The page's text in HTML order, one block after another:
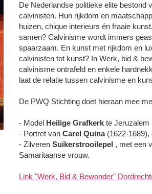
De Nederlandse politieke elite bestond
calvinisten. Hun rijkdom en
huizen, chique interieurs én fraaie
samen? Calvinisme wordt immers
spaarzaam. En kunst met rijkdom en
calvinisten tot kunst? In Werk, bid &
calvinisme ontrafeld en enkele
laat de relatie tussen calvinisme en
De PWQ Stichting doet hieraan mee
- Model Heilige Grafkerk te Jeruzalem
- Portret vanCarel Quina(1622-1689),
- ZilverenSuikerstrooilepel , met een
Samaritaanse vrouw.
Link "Werk, Bid & Bewonder"